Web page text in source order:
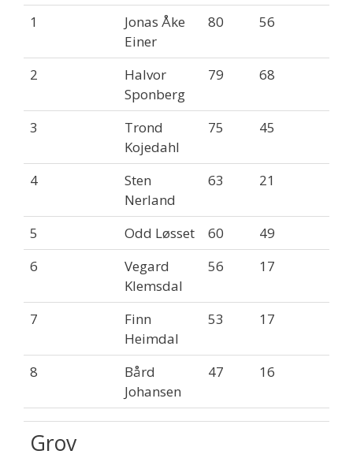
1
Jonas Åke
Einer
80 56
2
Halvor
Sponberg
79 68
3
Trond
Kojedahl
75 45
4
Sten
Nerland
63 21
5 Odd Løsset 60
49
6
Vegard
Klemsdal
56 17
7
Finn
Heimdal
53 17
8
Bård
Johansen
47 16
Grov